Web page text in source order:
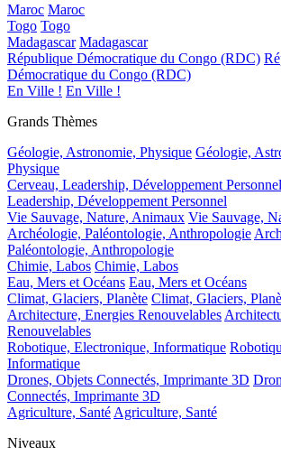
Maroc Maroc
Togo Togo
Madagascar Madagascar
République Démocratique du Congo (RDC)
Démocratique du Congo (RDC)
En Ville ! En Ville !
Grands Thèmes
Géologie, Astronomie, Physique Géologie,
Physique
Cerveau, Leadership, Développement Personnel
Leadership, Développement Personnel
Vie Sauvage, Nature, Animaux Vie Sauvage,
Archéologie, Paléontologie, Anthropologie
Paléontologie, Anthropologie
Chimie, Labos Chimie, Labos
Eau, Mers et Océans Eau, Mers et Océans
Climat, Glaciers, Planète Climat, Glaciers,
Architecture, Energies Renouvelables
Renouvelables
Robotique, Electronique, Informatique
Informatique
Drones, Objets Connectés, Imprimante 3D
Connectés, Imprimante 3D
Agriculture, Santé Agriculture, Santé
Niveaux